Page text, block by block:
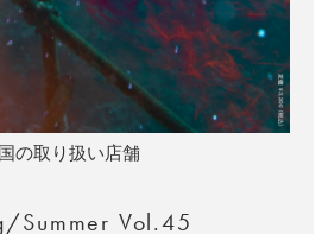
の取り扱い店舗
Summer Vol.45